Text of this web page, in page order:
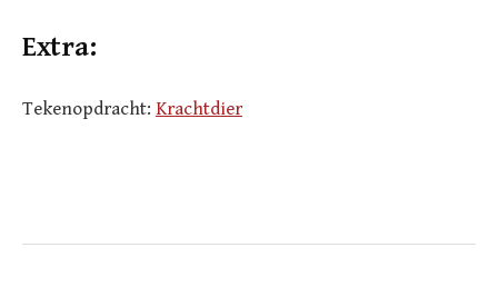
Extra:
Tekenopdracht: Krachtdier